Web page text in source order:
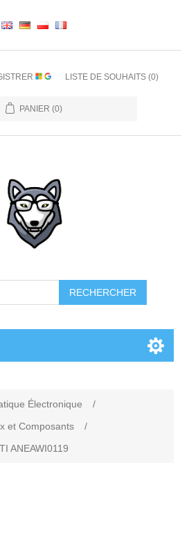
LISTE DE SOUHAITS (0)
PANIER (0)
RECHERCHER
Électronique
/
et Composants
/
ANEAWI0119